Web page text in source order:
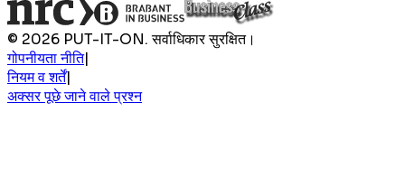
© 2026 PUT-IT-ON. सर्वाधिकार सुरक्षित।
गोपनीयता नीति|
नियम व शर्तें|
अक्सर पूछे जाने वाले प्रश्न